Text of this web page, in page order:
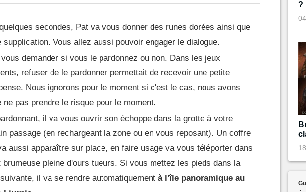
secondes, Pat va vous donner des runes dorées ainsi que
supplication. Vous allez aussi pouvoir engager le dialogue.
demander si vous le pardonnez ou non. Dans les jeux
refuser de le pardonner permettait de recevoir une petite
Nous ignorons pour le moment si c'est le cas, nous avons
ne pas prendre le risque pour le moment.
il va vous ouvrir son échoppe dans la grotte à votre
passage (en rechargeant la zone ou en vous reposant). Un coffre
aussi apparaître sur place, en faire usage va vous téléporter dans
brumeuse pleine d'ours tueurs. Si vous mettez les pieds dans la
il va se rendre automatiquement à l'île panoramique au
?